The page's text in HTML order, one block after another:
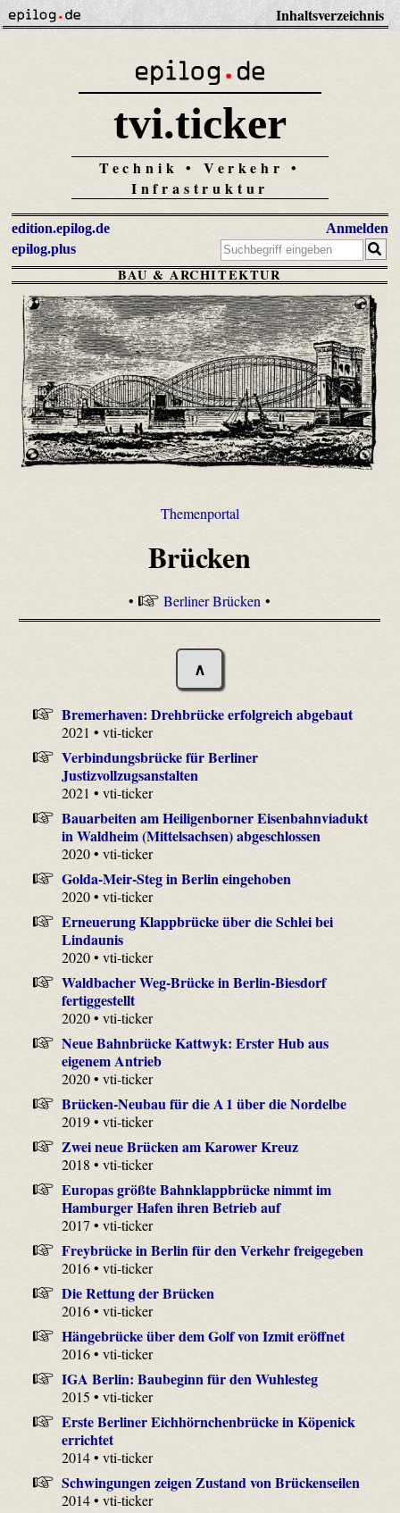
Inhaltsverzeichnis
tvi.ticker
Technik • Verkehr •
Infrastruktur
edition.epilog.de
epilog.plus
Anmelden
BAU & ARCHITEKTUR
Themenportal
Brücken
• Berliner Brücken •
∧
Bremerhaven: Drehbrücke erfolgreich abgebaut
2021 • vti-ticker
Verbindungsbrücke für Berliner
Justizvollzugsanstalten
2021 • vti-ticker
Bauarbeiten am Heiligenborner Eisenbahnviadukt
in Waldheim (Mittelsachsen) abgeschlossen
2020 • vti-ticker
Golda-Meir-Steg in Berlin eingehoben
2020 • vti-ticker
Erneuerung Klappbrücke über die Schlei bei
Lindaunis
2020 • vti-ticker
Waldbacher Weg-Brücke in Berlin-Biesdorf
fertiggestellt
2020 • vti-ticker
Neue Bahnbrücke Kattwyk: Erster Hub aus
eigenem Antrieb
2020 • vti-ticker
Brücken-Neubau für die A 1 über die Nordelbe
2019 • vti-ticker
Zwei neue Brücken am Karower Kreuz
2018 • vti-ticker
Europas größte Bahnklappbrücke nimmt im
Hamburger Hafen ihren Betrieb auf
2017 • vti-ticker
Freybrücke in Berlin für den Verkehr freigegeben
2016 • vti-ticker
Die Rettung der Brücken
2016 • vti-ticker
Hängebrücke über dem Golf von Izmit eröffnet
2016 • vti-ticker
IGA Berlin: Baubeginn für den Wuhlesteg
2015 • vti-ticker
Erste Berliner Eichhörnchenbrücke in Köpenick
errichtet
2014 • vti-ticker
Schwingungen zeigen Zustand von Brückenseilen
2014 • vti-ticker